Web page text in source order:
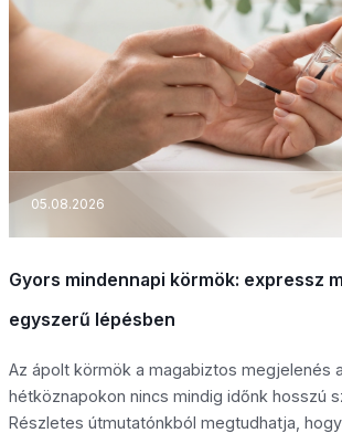
05.08.2026
Gyors mindennapi körmök: expressz
egyszerű lépésben
Az ápolt körmök a magabiztos megjelenés
hétköznapokon nincs mindig időnk hosszú
Részletes útmutatónkból megtudhatja,